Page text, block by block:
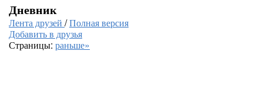
Дневник
Лента друзей /Полная версия
Добавить в друзья
Страницы: раньше»